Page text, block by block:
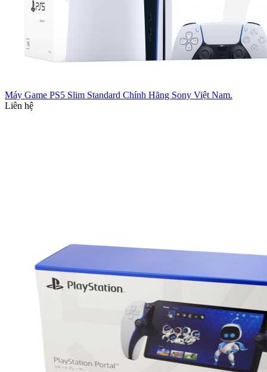
Máy Game PS5 Slim Standard Chính Hãng Sony Việt Nam.
Liên hệ